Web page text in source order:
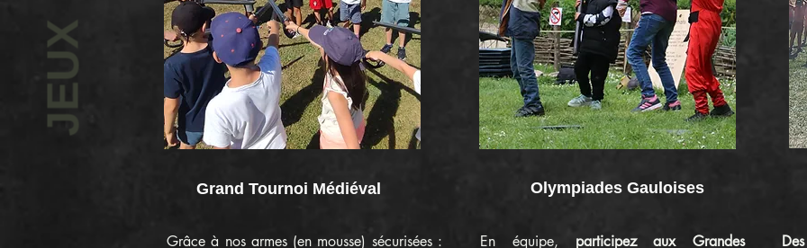
JEUX
Grand Tournoi Médiéval
Grâce à nos armes (en mousse) sécurisées :
Olympiades Gauloises
En équipe, participez aux Grandes